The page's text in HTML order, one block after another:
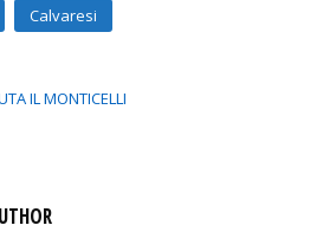
Calvaresi
IL MONTICELLI